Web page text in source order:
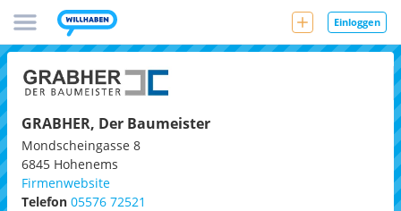
Einloggen
GRABHER, Der Baumeister
Mondscheingasse 8
6845 Hohenems
Firmenwebsite
Telefon 05576 72521